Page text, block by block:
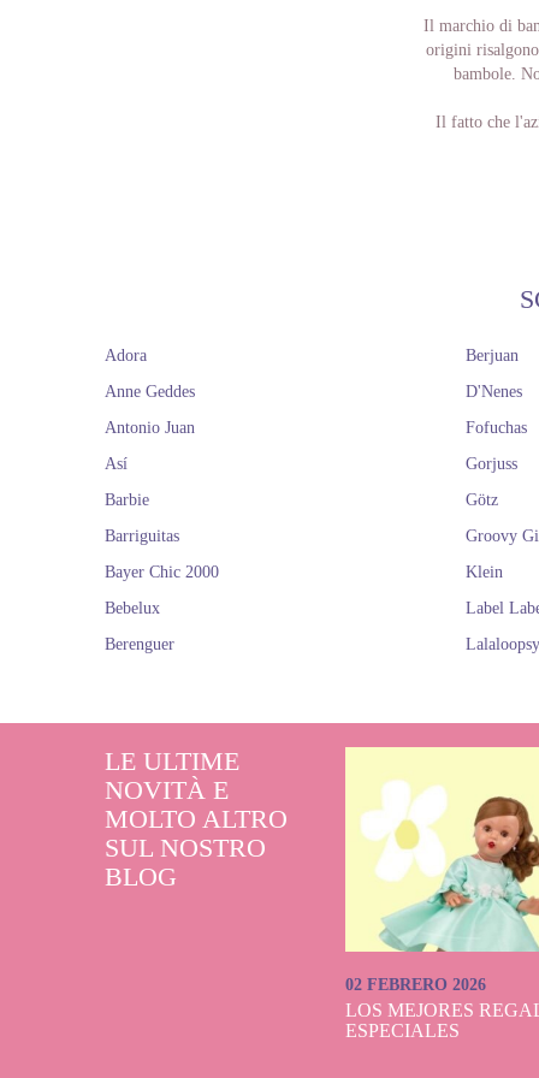
Il marchio di
origini
bambole.
Il fatto che
Ancora oggi,
misure delle
valori, il
Adora
Anne Geddes
Antonio Juan
Así
Barbie
Barriguitas
Bayer Chic 2000
Bebelux
Berenguer
Berjuan
D'Nenes
Fofuchas
Gorjuss
Götz
Groovy
Klein
Label
Lalaloopsy
LE ULTIME
NOVITÀ E
MOLTO ALTRO
SUL NOSTRO
BLOG
02 FEBRERO 2026
LOS MEJORES
ESPECIALES